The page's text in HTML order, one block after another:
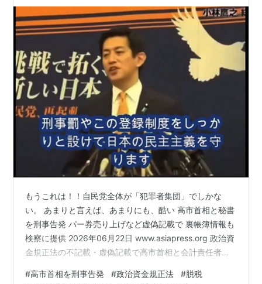
もうこれは！！自民党全体が「犯罪者集団」でしかな
い。 あまりと言えば、あまりにも、酷い 高市首相と秘書
を刑事告発 パー券売り上げなど虚偽記載で 裏帳簿情報も
検察に提供 2026年06月22日 www.asiapress.org 政治資
金規正法の不記載・虚偽記載で高市首相と会計責任者の
分かった。 加えてこの付け替えによって、違法に寄付控
#高市首相を刑事告発 #政治資金規正法 #脱税